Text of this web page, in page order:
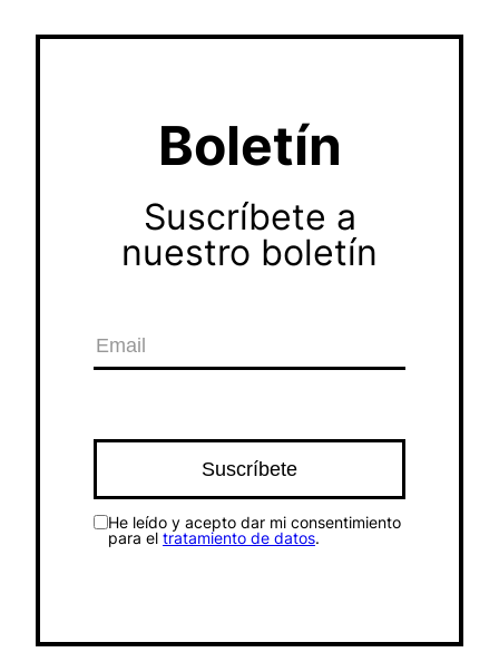
Boletín
Suscríbete a
nuestro boletín
He leído y acepto dar mi consentimiento
para el tratamiento de datos.